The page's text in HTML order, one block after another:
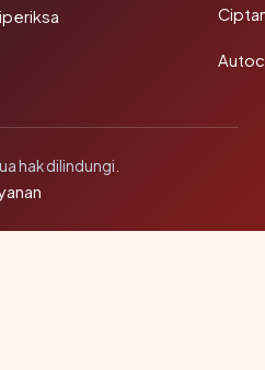
hak dilindungi.